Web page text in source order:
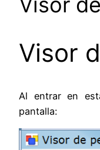
Visor
Al entrar en
pantalla: